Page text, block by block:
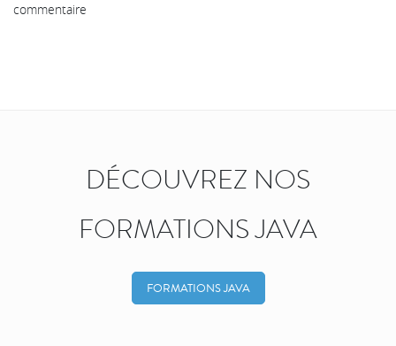
commentaire
DÉCOUVREZ NOS
FORMATIONS JAVA
FORMATIONS JAVA